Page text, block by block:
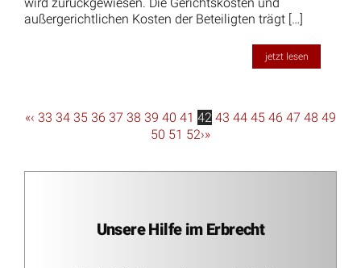
außergerichtlichen Kosten der Beteiligten trägt […]
jetzt lesen
«‹ 33 34 35 36 37 38 39 40 41 42 43 44 45 46 47 48 49
50 51 52›»
Unsere Hilfe im Erbrecht